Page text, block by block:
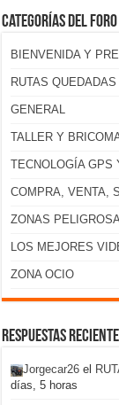
Categorías del foro
BIENVENIDA Y
RUTAS
GENERAL
TALLER Y
TECNOLOGÍA GPS
COMPRA, VENTA,
ZONAS
LOS MEJORES
ZONA OCIO
Respuestas
Jorgecar26 el
días, 5 horas